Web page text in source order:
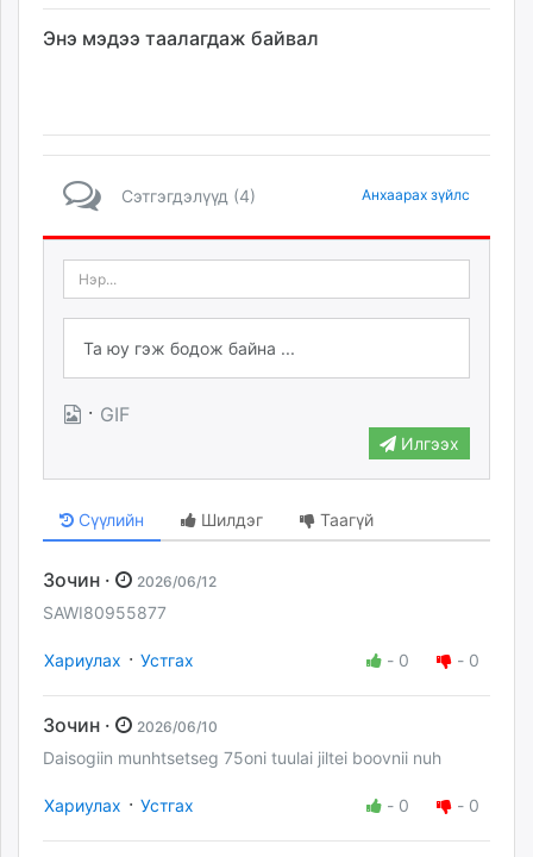
Энэ мэдээ таалагдаж байвал
Сэтгэгдэлүүд (4) Анхаарах зүйлс
· GIF
Илгээх
Сүүлийн Шилдэг Таагүй
Зочин · 2026/06/12
SAWI80955877
Хариулах · Устгах - 0 - 0
Зочин · 2026/06/10
Daisogiin munhtsetseg 75oni tuulai jiltei boovnii nuh
Хариулах · Устгах - 0 - 0